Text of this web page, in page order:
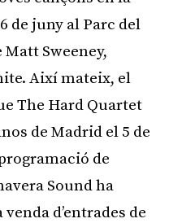
de juny al Parc del
Sweeney,
Així mateix, el
The Hard Quartet
de Madrid el 5 de
de
Sound ha
d’entrades de